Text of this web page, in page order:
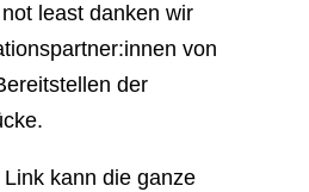
least danken wir
von
der
kann die ganze